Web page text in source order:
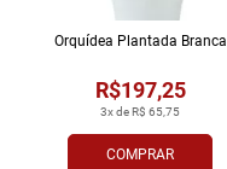
COMPRAR
3x de R$ 65,75
R$197,25
Orquídea Plantada Branca